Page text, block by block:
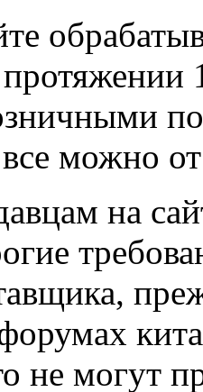
можно
на
не могут